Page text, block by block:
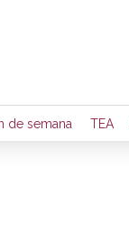
Preencha
de
de semana TEA